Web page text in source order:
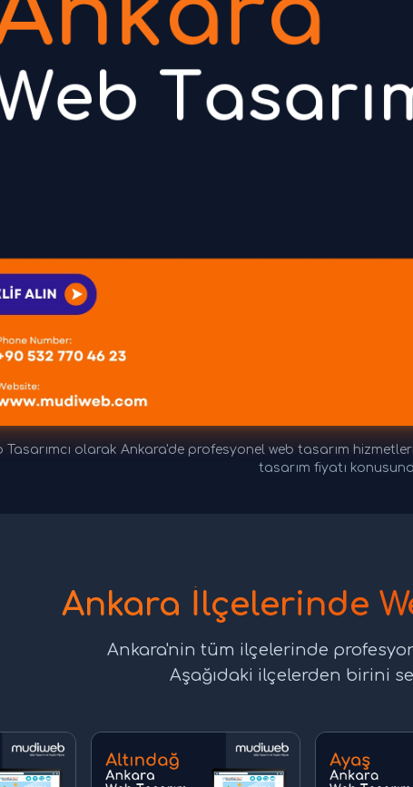
Tasarımcı olarak Ankara'de profesyonel web tasarım
tasarım fiyatı
Ankara İlçelerinde
Ankara'nin tüm ilçelerinde
Aşağıdaki ilçelerden birini